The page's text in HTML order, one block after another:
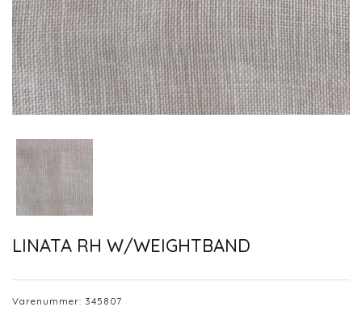
LINATA RH W/WEIGHTBAND
Varenummer: 345807